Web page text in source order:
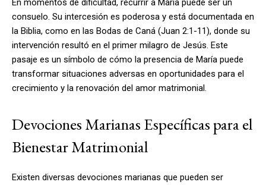
consuelo. Su intercesión es poderosa y está documentada en
la Biblia, como en las Bodas de Caná (Juan 2:1-11), donde su
intervención resultó en el primer milagro de Jesús. Este
pasaje es un símbolo de cómo la presencia de María puede
transformar situaciones adversas en oportunidades para el
crecimiento y la renovación del amor matrimonial.
Devociones Marianas Específicas para el
Bienestar Matrimonial
Existen diversas devociones marianas que pueden ser